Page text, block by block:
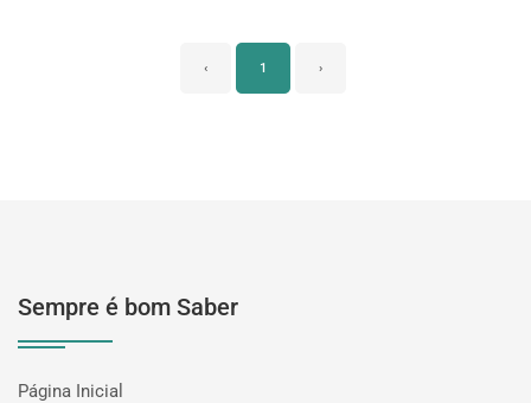
‹ 1 ›
Sempre é bom Saber
Página Inicial